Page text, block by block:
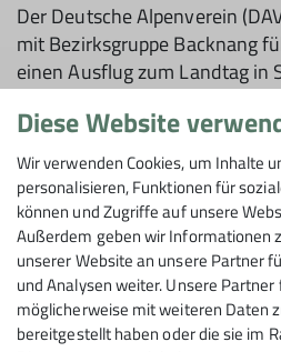
Der Deutsche Alpenverein
mit Bezirksgruppe Backnang
einen Ausflug zum Landtag in
27 Personen trafen sich um
wurden. Als erstes gab es eine
Hausordnung des Landtages
Regularien. Des Weiteren
Geschichte des Landtags
Mitarbeiter konnten auch
gestellt werden.
Diese Website
Wir verwenden Cookies, um Inhalte
personalisieren, Funktionen für
können und Zugriffe auf unsere
Außerdem geben wir Informationen
unserer Website an unsere Partner
und Analysen weiter. Unsere
möglicherweise mit weiteren Daten
bereitgestellt haben oder die sie im